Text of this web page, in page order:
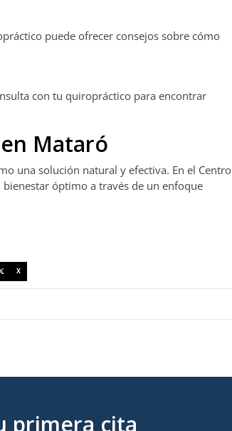
puede ofrecer consejos sobre cómo
con tu quiropráctico para encontrar
Mataró
una solución natural y efectiva. En el Centro
óptimo a través de un enfoque
X
primera cita